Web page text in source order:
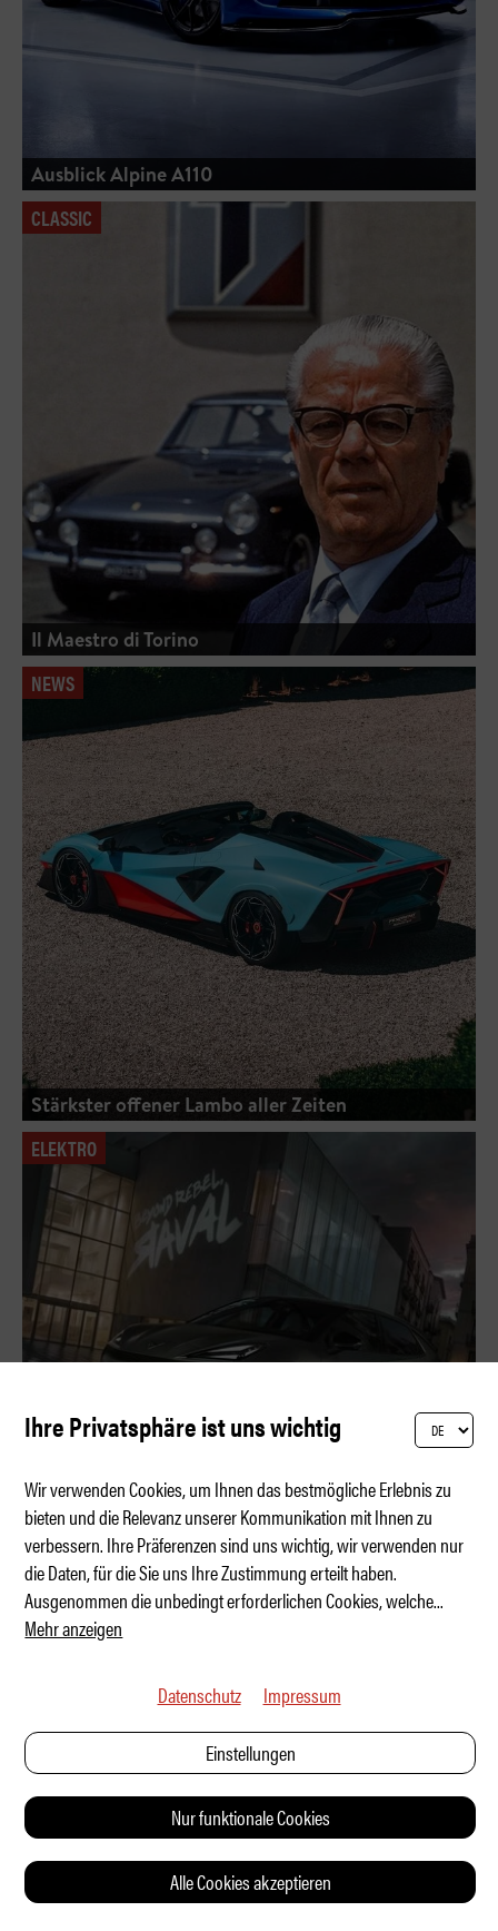
Ausblick Alpine A110
CLASSIC
Il Maestro di Torino
NEWS
Stärkster offener Lambo aller Zeiten
ELEKTRO
Hola, Cupra Raval – Rebellion von unten
Ihre Privatsphäre ist uns wichtig
Wir verwenden Cookies, um Ihnen das bestmögliche Erlebnis zu
bieten und die Relevanz unserer Kommunikation mit Ihnen zu
verbessern. Ihre Präferenzen sind uns wichtig, wir verwenden nur
die Daten, für die Sie uns Ihre Zustimmung erteilt haben.
Ausgenommen die unbedingt erforderlichen Cookies, welche...
Mehr anzeigen
Datenschutz Impressum
Einstellungen
Nur funktionale Cookies
Alle Cookies akzeptieren